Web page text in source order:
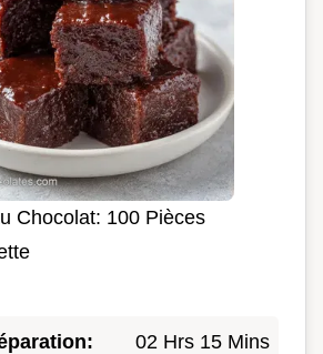
Chocolat: 100 Pièces
02 Hrs 15 Mins